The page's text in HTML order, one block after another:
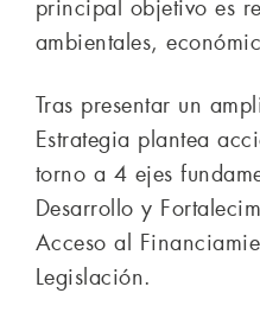
principal objetivo es
ambientales,
Tras presentar un
Estrategia plantea
torno a 4 ejes
Desarrollo y
Acceso al
Legislación.